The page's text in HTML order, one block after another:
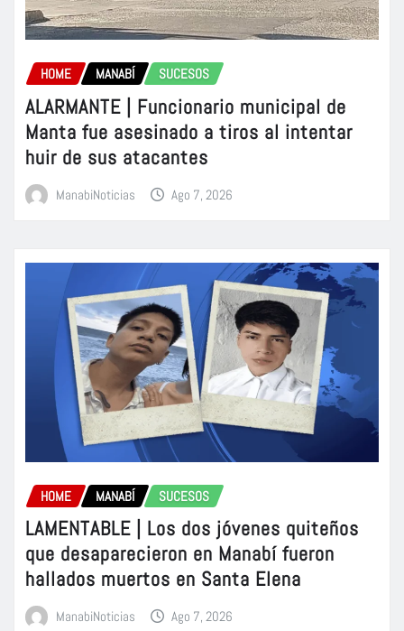
HOME MANABÍ SUCESOS
ALARMANTE | Funcionario municipal de
Manta fue asesinado a tiros al intentar
huir de sus atacantes
ManabiNoticias Ago 7, 2026
HOME MANABÍ SUCESOS
LAMENTABLE | Los dos jóvenes quiteños
que desaparecieron en Manabí fueron
hallados muertos en Santa Elena
ManabiNoticias Ago 7, 2026